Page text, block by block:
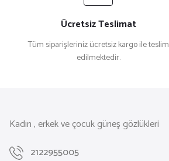
Ücretsiz Teslimat
Tüm siparişleriniz ücretsiz kargo ile teslim
edilmektedir.
Kadın , erkek ve çocuk güneş gözlükleri
2122955005